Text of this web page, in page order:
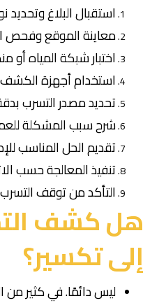
استقبال البلاغ
معاينة الموقع وفحص
اختبار شبكة المياه أو
استخدام أجهزة الكشف
تحديد مصدر التسرب
شرح سبب المشكلة
تقديم الحل المناسب
تنفيذ المعالجة حسب
التأكد من توقف
هل كشف
إلى تكسير؟
ليس دائمًا. في كثير من